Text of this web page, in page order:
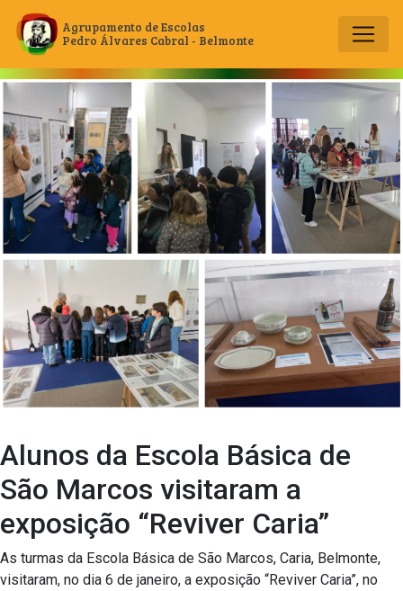
Main Navigation
Agrupamento de Escolas
Pedro Álvares Cabral - Belmonte
Alunos da Escola Básica de
São Marcos visitaram a
exposição “Reviver Caria”
As turmas da Escola Básica de São Marcos, Caria, Belmonte,
visitaram, no dia 6 de janeiro, a exposição “Reviver Caria”, no